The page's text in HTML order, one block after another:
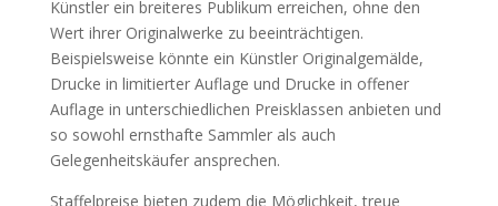
Künstler ein breiteres Publikum erreichen, ohne den
Wert ihrer Originalwerke zu beeinträchtigen.
Beispielsweise könnte ein Künstler Originalgemälde,
Drucke in limitierter Auflage und Drucke in offener
Auflage in unterschiedlichen Preisklassen anbieten und
so sowohl ernsthafte Sammler als auch
Gelegenheitskäufer ansprechen.
Staffelpreise bieten zudem die Möglichkeit, treue